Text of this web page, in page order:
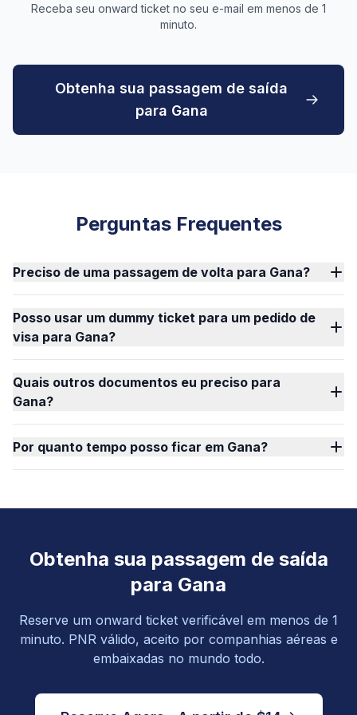
Receba seu onward ticket no seu e-mail em menos de 1
minuto.
Obtenha sua passagem de saída
para Gana
Perguntas Frequentes
Preciso de uma passagem de volta para Gana?
Posso usar um dummy ticket para um pedido de
visa para Gana?
Quais outros documentos eu preciso para
Gana?
Por quanto tempo posso ficar em Gana?
Obtenha sua passagem de saída
para Gana
Reserve um onward ticket verificável em menos de 1
minuto. PNR válido, aceito por companhias aéreas e
embaixadas no mundo todo.